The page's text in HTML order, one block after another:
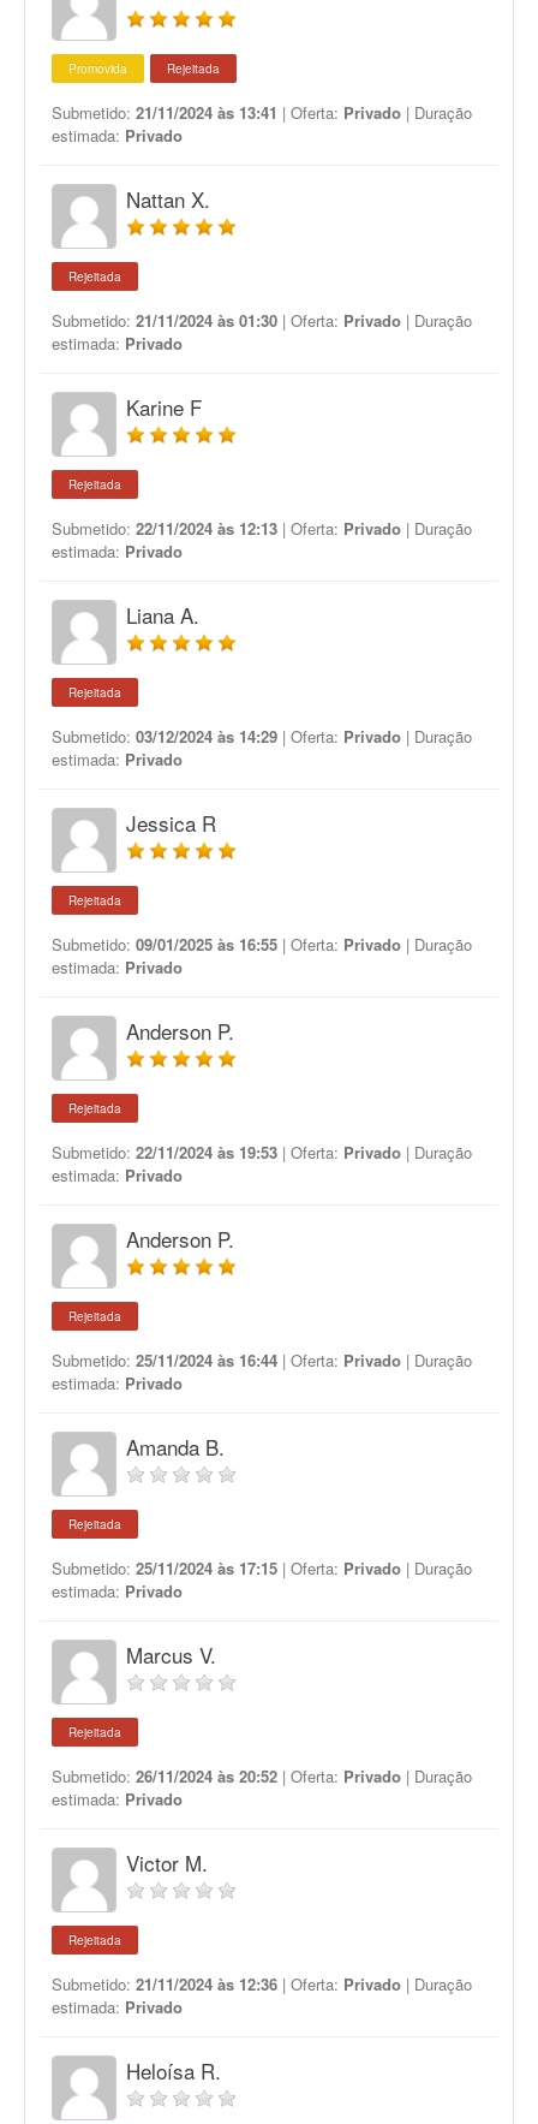
Promovida Rejeitada
Submetido: 21/11/2024 às 13:41 | Oferta: Privado | Duração
estimada: Privado
Nattan X.
Rejeitada
Submetido: 21/11/2024 às 01:30 | Oferta: Privado | Duração
estimada: Privado
Karine F
Rejeitada
Submetido: 22/11/2024 às 12:13 | Oferta: Privado | Duração
estimada: Privado
Liana A.
Rejeitada
Submetido: 03/12/2024 às 14:29 | Oferta: Privado | Duração
estimada: Privado
Jessica R
Rejeitada
Submetido: 09/01/2025 às 16:55 | Oferta: Privado | Duração
estimada: Privado
Anderson P.
Rejeitada
Submetido: 22/11/2024 às 19:53 | Oferta: Privado | Duração
estimada: Privado
Anderson P.
Rejeitada
Submetido: 25/11/2024 às 16:44 | Oferta: Privado | Duração
estimada: Privado
Amanda B.
Rejeitada
Submetido: 25/11/2024 às 17:15 | Oferta: Privado | Duração
estimada: Privado
Marcus V.
Rejeitada
Submetido: 26/11/2024 às 20:52 | Oferta: Privado | Duração
estimada: Privado
Victor M.
Rejeitada
Submetido: 21/11/2024 às 12:36 | Oferta: Privado | Duração
estimada: Privado
Heloísa R.